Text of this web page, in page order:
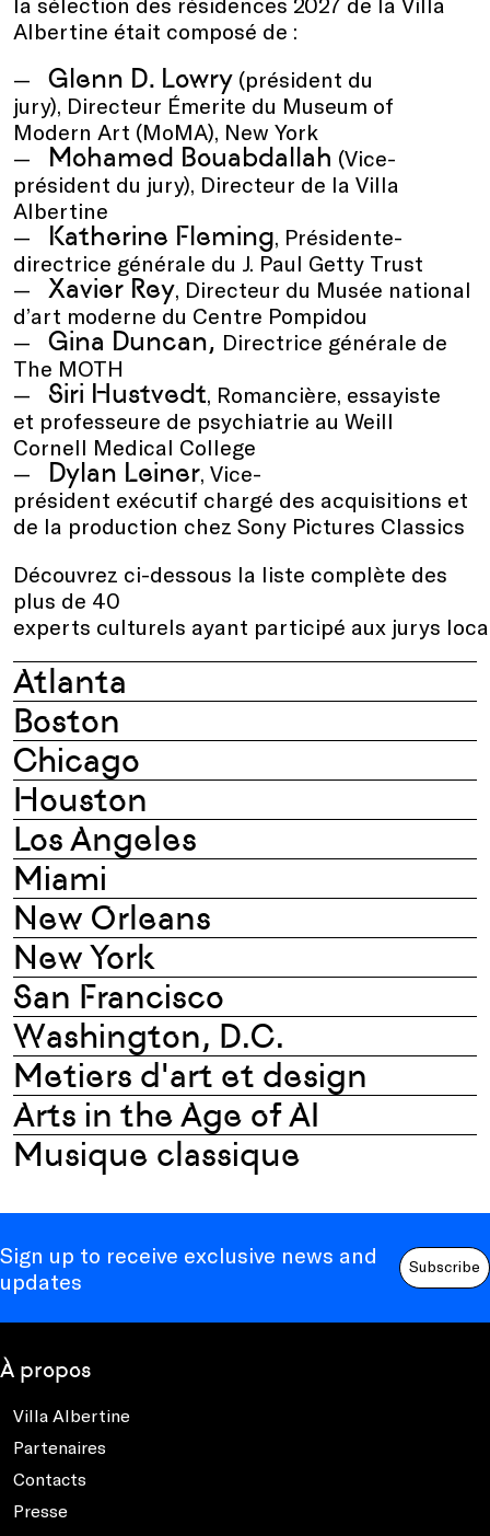
Albertine était composé de :
Glenn D. Lowry (président du
jury), Directeur Émerite du Museum of
Modern Art (MoMA), New York
Mohamed Bouabdallah (Vice-
président du jury), Directeur de la Villa
Albertine
Katherine Fleming, Présidente-
directrice générale du J. Paul Getty Trust
Xavier Rey, Directeur du Musée national
d’art moderne du Centre Pompidou
Gina Duncan, Directrice générale de
The MOTH
Siri Hustvedt, Romancière, essayiste
et professeure de psychiatrie au Weill
Cornell Medical College
Dylan Leiner, Vice-
président exécutif chargé des acquisitions et
de la production chez Sony Pictures Classics
Découvrez ci-dessous la liste complète des
plus de 40
experts culturels ayant participé aux jurys
Atlanta
Boston
Chicago
Houston
Los Angeles
Miami
New Orleans
New York
San Francisco
Washington, D.C.
Metiers d'art et design
Arts in the Age of AI
Musique classique
Sign up to receive exclusive news and
updates
Subscribe
À propos
Villa Albertine
Partenaires
Contacts
Presse